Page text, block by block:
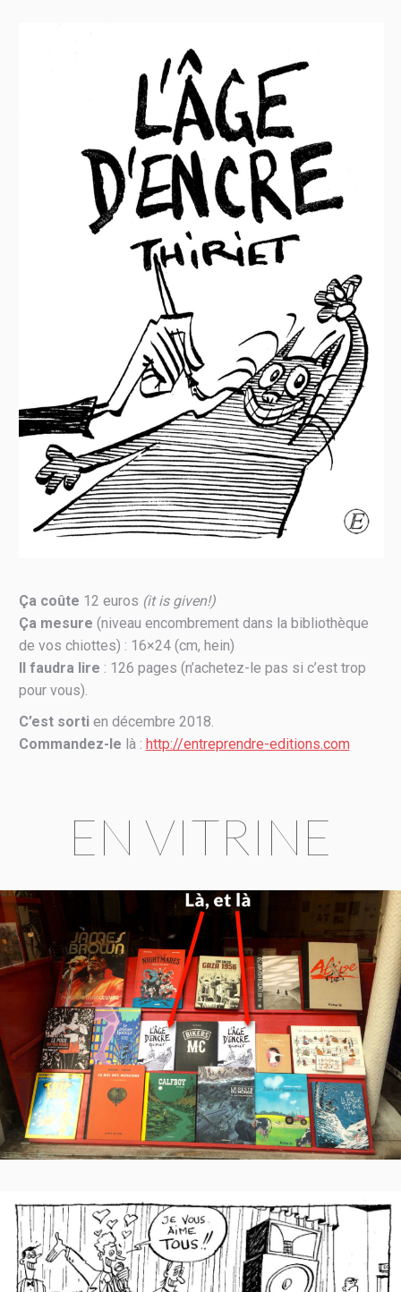
Ça coûte 12 euros (it is given!)
Ça mesure (niveau encombrement dans la bibliothèque
de vos chiottes) : 16×24 (cm, hein)
Il faudra lire : 126 pages (n’achetez-le pas si c’est trop
pour vous).
C’est sortien décembre 2018.
Commandez-le là : http://entreprendre-editions.com
EN VITRINE